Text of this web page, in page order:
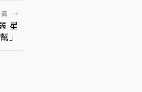
→
星
」